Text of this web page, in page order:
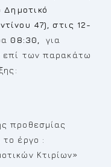
Δημοτικό
47), στις 12-
08:30,
για
επί των παρακάτω
προθεσμίας
το έργο :
Κτιρίων»